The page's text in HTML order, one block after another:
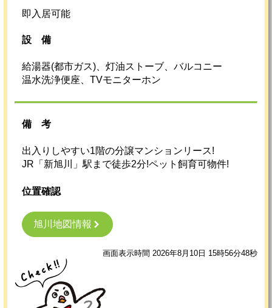
即入居可能
設 備
給湯器(都市ガス)、灯油ストーブ、バルコニー
温水洗浄便座、TVモニターホン
備考
出入りしやすい1階の分譲マンションリース!
JR「新旭川」駅まで徒歩2分!ペット飼育可物件!
位置確認
旭川地図情報
画面表示時間 2026年8月10日 15時56分48秒